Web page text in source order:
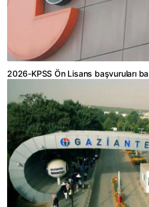
2026-KPSS Ön Lisans başvuruları